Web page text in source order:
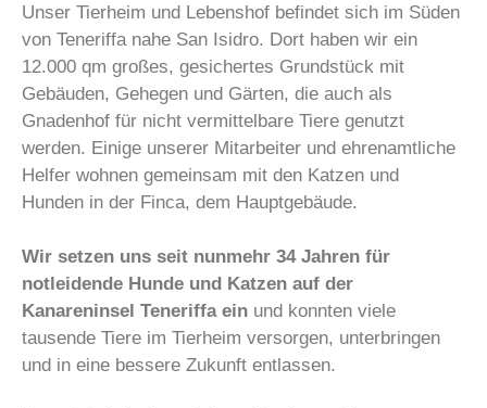
Unser Tierheim und Lebenshof befindet sich im Süden
von Teneriffa nahe San Isidro. Dort haben wir ein
12.000 qm großes, gesichertes Grundstück mit
Gebäuden, Gehegen und Gärten, die auch als
Gnadenhof für nicht vermittelbare Tiere genutzt
werden. Einige unserer Mitarbeiter und ehrenamtliche
Helfer wohnen gemeinsam mit den Katzen und
Hunden in der Finca, dem Hauptgebäude.
Wir setzen uns seit nunmehr 34 Jahren für
notleidende Hunde und Katzen auf der
Kanareninsel Teneriffa ein und konnten viele
tausende Tiere im Tierheim versorgen, unterbringen
und in eine bessere Zukunft entlassen.